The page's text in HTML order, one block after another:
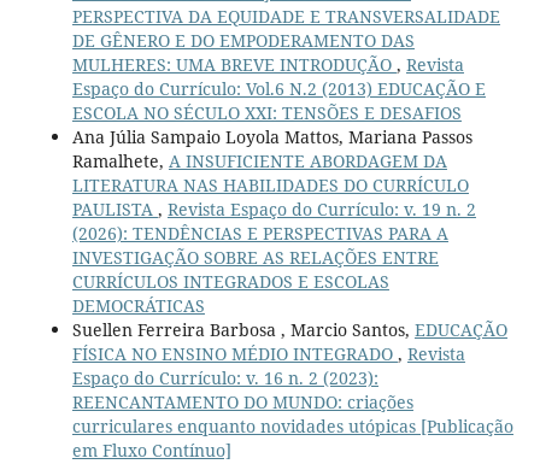
PERSPECTIVA DA EQUIDADE E TRANSVERSALIDADE
DE GÊNERO E DO EMPODERAMENTO DAS
MULHERES: UMA BREVE INTRODUÇÃO , Revista
Espaço do Currículo: Vol.6 N.2 (2013) EDUCAÇÃO E
ESCOLA NO SÉCULO XXI: TENSÕES E DESAFIOS
Ana Júlia Sampaio Loyola Mattos, Mariana Passos
Ramalhete, A INSUFICIENTE ABORDAGEM DA
LITERATURA NAS HABILIDADES DO CURRÍCULO
PAULISTA , Revista Espaço do Currículo: v. 19 n. 2
(2026): TENDÊNCIAS E PERSPECTIVAS PARA A
INVESTIGAÇÃO SOBRE AS RELAÇÕES ENTRE
CURRÍCULOS INTEGRADOS E ESCOLAS
DEMOCRÁTICAS
Suellen Ferreira Barbosa , Marcio Santos, EDUCAÇÃO
FÍSICA NO ENSINO MÉDIO INTEGRADO , Revista
Espaço do Currículo: v. 16 n. 2 (2023):
REENCANTAMENTO DO MUNDO: criações
curriculares enquanto novidades utópicas [Publicação
em Fluxo Contínuo]